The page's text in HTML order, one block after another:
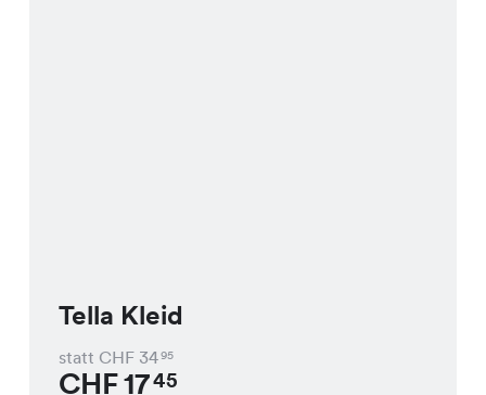
Tella Kleid
statt CHF 3495
CHF1745